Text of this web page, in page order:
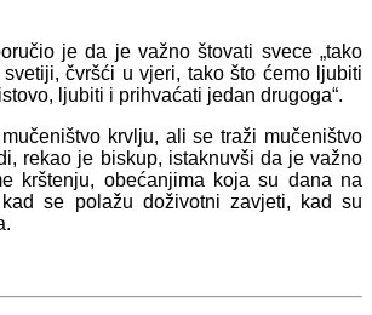
je da je važno štovati svece „tako
čvršći u vjeri, tako što ćemo ljubiti
ljubiti i prihvaćati jedan drugoga“.
krvlju, ali se traži mučeništvo
rekao je biskup, istaknuvši da je važno
krštenju, obećanjima koja su dana na
se polažu doživotni zavjeti, kad su